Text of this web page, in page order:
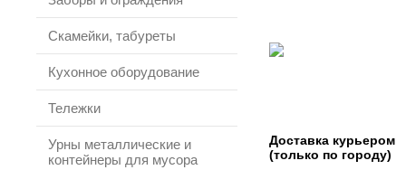
Скамейки, табуреты
Кухонное оборудование
Тележки
Урны металлические и
контейнеры для мусора
Доставка курьером
(только по городу)